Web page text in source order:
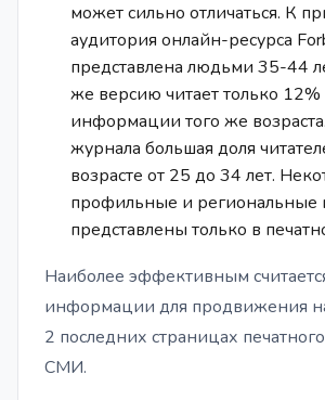
может сильно отличаться. К
аудитория онлайн-ресурса
представлена людьми 35-44
же версию читает только 12%
информации того же
журнала большая доля
возрасте от 25 до 34 лет.
профильные и региональные
представлены только в
Наиболее эффективным
информации для продвижения
2 последних страницах печатного
СМИ.